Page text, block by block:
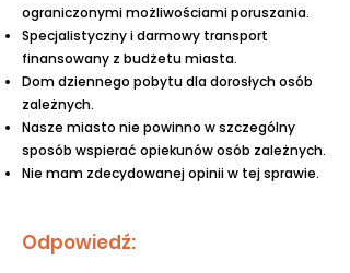
ograniczonymi możliwościami poruszania.
Specjalistyczny i darmowy transport
finansowany z budżetu miasta.
Dom dziennego pobytu dla dorosłych osób
zależnych.
Nasze miasto nie powinno w szczególny
sposób wspierać opiekunów osób zależnych.
Nie mam zdecydowanej opinii w tej sprawie.
Odpowiedź: